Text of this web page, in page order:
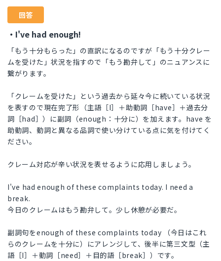
回答
・I've had enough!
「もう十分もらった」の直訳になるのですが「もう十分クレー
ムを受けた」状況を指すので「もう勘弁して」のニュアンスに
繋がります。
「クレームを受けた」という過去から延々今に続いている状況
を表すので現在完了形（主語［I］＋助動詞［have］＋過去分
詞［had］）に副詞（enough：十分に）を加えます。have を
助動詞、動詞と異なる品詞で使い分けている点に気を付けてく
ださい。
クレーム対応が辛い状況を表せるように応用しましょう。
I've had enough of these complaints today. I need a
break.
今日のクレームはもう勘弁して。少し休憩が必要だ。
副詞句をenough of these complaints today （今日はこれ
らのクレームを十分に）にアレンジして、後半に第三文型（主
語［I］＋動詞［need］＋目的語［break］）です。